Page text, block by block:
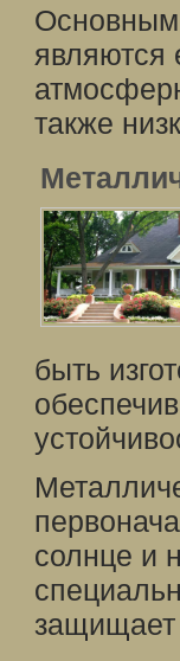
являются
также
быть
солнце и
защищает